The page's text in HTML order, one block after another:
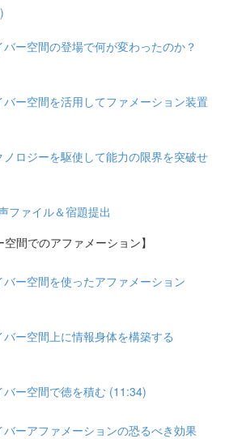
ー空間の登場で何が変わったのか？
ー空間を活用してファメーション装置
ロジーを駆使して能力の限界を突破せ
ァイル＆宿題提出
間でのアファメーション】
ー空間を使ったアファメーション
ー空間上に情報身体を構築する
ー空間で徳を積む (11:34)
ーアファメーションの恐るべき効果